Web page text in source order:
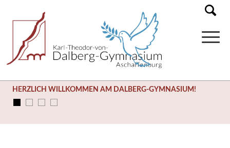
HERZLICH WILLKOMMEN AM DALBERG-GYMNASIUM!